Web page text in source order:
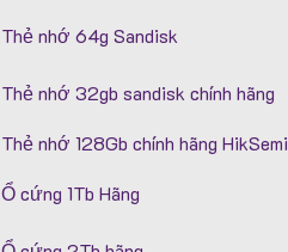
Thẻ nhớ 64g Sandisk
Thẻ nhớ 32gb sandisk chính hãng
Thẻ nhớ 128Gb chính hãng HikSemi
Ổ cứng 1Tb Hãng